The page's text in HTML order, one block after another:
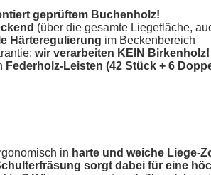
geprüftem Buchenholz!
(über die gesamte Liegefläche,
Härteregulierung im Beckenbereich
wir verarbeiten KEIN Birkenholz!
Federholz-Leisten (42 Stück + 6
in harte und weiche Liege-
sorgt dabei für eine